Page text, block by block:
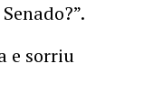
e sorriu